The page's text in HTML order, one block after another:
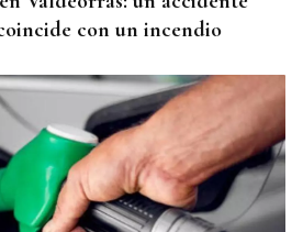
con un incendio